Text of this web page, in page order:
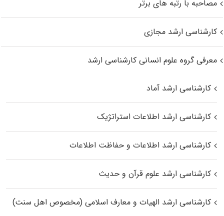
مصاحبه با رتبه های برتر
کارشناسی ارشد مجازی
معرفی گروه علوم انسانی کارشناسی ارشد
کارشناسی ارشد آماد
کارشناسی ارشد اطلاعات استراتژیک
کارشناسی ارشد اطلاعات و حفاظت اطلاعات
کارشناسی ارشد علوم قرآن و حدیث
کارشناسی ارشد الهیات و معارف اسلامی (مخصوص اهل سنت)